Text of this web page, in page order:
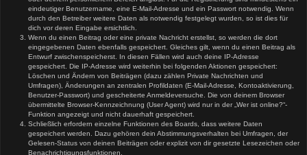
eindeutiger Benutzername, eine E-Mail-Adresse und ein Passwort notwendig. Wenn
durch den Betreiber weitere Daten als notwendig festgelegt wurden, so ist dies für
dich vor deren Eingabe ersichtlich.
Wenn du einen Beitrag oder eine private Nachricht erstellst, so werden die dort
eingegebenen Daten ebenfalls gespeichert. Gleiches gilt, wenn du einen Beitrag als
Entwurf zwischenspeicherst. In diesen Fällen wird auch deine IP-Adresse
gespeichert. Die IP-Adresse wird weiterhin bei folgenden Aktionen gespeichert:
Löschen und Ändern von Beiträgen (dazu zählen Private Nachrichten und
Umfragen), Änderungen an zentralen Profildaten (E-Mail-Adresse, Kontoaktivierung,
Benutzer-Passwort) und gescheiterte Anmeldeversuche. Die von deinem Browser
übermittelte Browser-Kennzeichnung (User Agent) wird nur in der „Wer ist online?“-
Funktion angezeigt und nicht dauerhaft gespeichert.
Schließlich erfordern einzelne Funktionen des Boards, dass weitere Daten
gespeichert werden. Dazu gehören dein Abstimmungsverhalten bei Umfragen, der
Gelesen-Status von deinen Beiträgen oder explizit von dir gesetzte Lesezeichen oder
Benachrichtigungsfunktionen.